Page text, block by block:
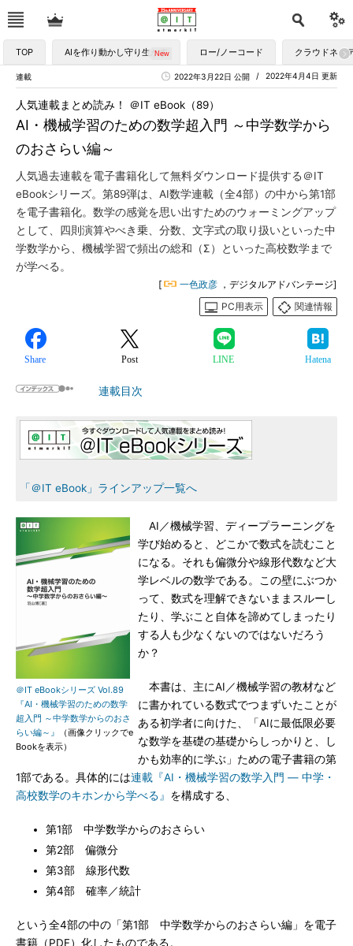
TOP AIを作り動かし守り生かす ロー/ノーコード クラウドネイ
連載 2022年4月4日 更新
2022年3月22日 公開
AI・機械学習のための数学超入門 ～中学数学から
のおさらい編～
人気連載まとめ読み！ ＠IT eBook（89）
人気過去連載を電子書籍化して無料ダウンロード提供する＠IT
eBookシリーズ。第89弾は、AI数学連載（全4部）の中から第1部
を電子書籍化。数学の感覚を思い出すためのウォーミングアップ
として、四則演算やべき乗、分数、文字式の取り扱いといった中
学数学から、機械学習で頻出の総和（Σ）といった高校数学まで
が学べる。
[ 一色政彦 ，デジタルアドバンテージ]
PC用表示
関連情報
Share Post LINE Hatena
連載目次
「＠IT eBook」ラインアップ一覧へ
＠IT eBookシリーズ Vol.89
『AI・機械学習のための数学
超入門 ～中学数学からのおさ
らい編～』
（画像クリックでe
Bookを表示）
AI／機械学習、ディープラーニングを
学び始めると、どこかで数式を読むこと
になる。それも偏微分や線形代数など大
学レベルの数学である。この壁にぶつか
って、数式を理解できないままスルーし
たり、学ぶこと自体を諦めてしまったり
する人も少なくないのではないだろう
か？
本書は、主にAI／機械学習の教材など
に書かれている数式でつまずいたことが
ある初学者に向けた、「AIに最低限必要
な数学を基礎の基礎からしっかりと、し
かも効率的に学ぶ」ための電子書籍の第
1部である。具体的には連載『AI・機械学習の数学入門 ― 中学・
高校数学のキホンから学べる』 を構成する、
第1部 中学数学からのおさらい
第2部 偏微分
第3部 線形代数
第4部 確率／統計
という全4部の中の「第1部 中学数学からのおさらい編」を電子
書籍（PDF）化したものである。